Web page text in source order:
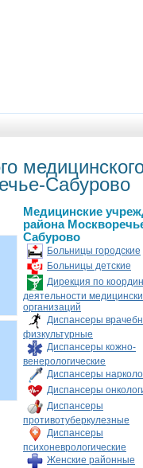
Сабурово
Медицинские
района
Сабурово
Больницы городские
Больницы детские
Дирекция по
деятельности
организаций
Диспансеры
физкультурные
Диспансеры кожно-
венерологические
Диспансеры
Диспансеры
Диспансеры
противотуберкулезные
Диспансеры
психоневрологические
Женские районные